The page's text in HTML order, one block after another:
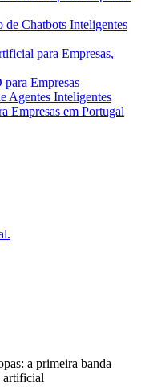
de Chatbots Inteligentes
para Empresas,
Empresas
Agentes Inteligentes
Empresas em Portugal
a primeira banda
artificial